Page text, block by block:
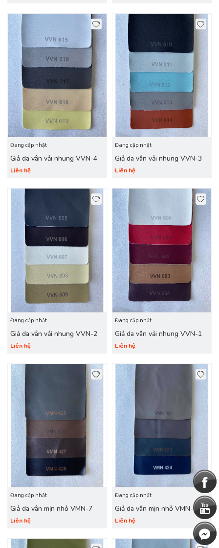
Đang cập nhật
Giả da vân vải nhung VVN-4
Liên hệ
Đang cập nhật
Giả da vân vải nhung VVN-3
Liên hệ
Đang cập nhật
Giả da vân vải nhung VVN-2
Liên hệ
Đang cập nhật
Giả da vân vải nhung VVN-1
Liên hệ
Đang cập nhật
Giả da vân mịn nhỏ VMN-7
Liên hệ
Đang cập nhật
Giả da vân mịn nhỏ VMN-6
Liên hệ